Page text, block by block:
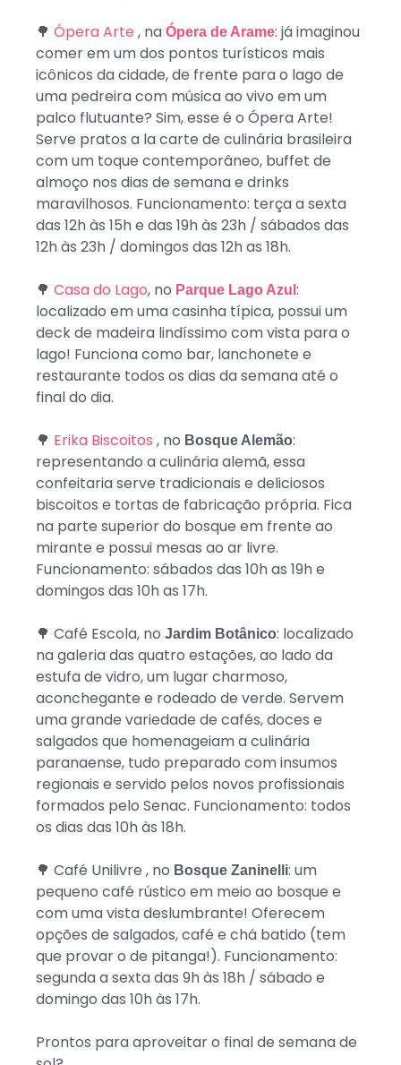
🌳 Ópera Arte , na Ópera de Arame: já imaginou
comer em um dos pontos turísticos mais
icônicos da cidade, de frente para o lago de
uma pedreira com música ao vivo em um
palco flutuante? Sim, esse é o Ópera Arte!
Serve pratos a la carte de culinária brasileira
com um toque contemporâneo, buffet de
almoço nos dias de semana e drinks
maravilhosos. Funcionamento: terça a sexta
das 12h às 15h e das 19h às 23h / sábados das
12h às 23h / domingos das 12h as 18h.
🌳 Casa do Lago, no Parque Lago Azul :
localizado em uma casinha típica, possui um
deck de madeira lindíssimo com vista para o
lago! Funciona como bar, lanchonete e
restaurante todos os dias da semana até o
final do dia.
🌳 Erika Biscoitos , no Bosque Alemão:
representando a culinária alemã, essa
confeitaria serve tradicionais e deliciosos
biscoitos e tortas de fabricação própria. Fica
na parte superior do bosque em frente ao
mirante e possui mesas ao ar livre.
Funcionamento: sábados das 10h as 19h e
domingos das 10h as 17h.
🌳 Café Escola, no Jardim Botânico: localizado
na galeria das quatro estações, ao lado da
estufa de vidro, um lugar charmoso,
aconchegante e rodeado de verde. Servem
uma grande variedade de cafés, doces e
salgados que homenageiam a culinária
paranaense, tudo preparado com insumos
regionais e servido pelos novos profissionais
formados pelo Senac. Funcionamento: todos
os dias das 10h às 18h.
🌳 Café Unilivre , no Bosque Zaninelli: um
pequeno café rústico em meio ao bosque e
com uma vista deslumbrante! Oferecem
opções de salgados, café e chá batido (tem
que provar o de pitanga!). Funcionamento:
segunda a sexta das 9h às 18h / sábado e
domingo das 10h às 17h.
Prontos para aproveitar o final de semana de